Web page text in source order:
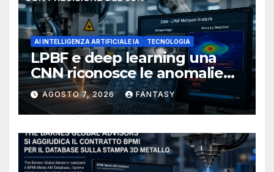
AI INTELLIGENZA ARTIFICIALE IA TECNOLOGIA
LPBF e deep learning una
CNN riconosce le anomalie
del bagno di fusione
AGOSTO 7, 2026 FANTASY